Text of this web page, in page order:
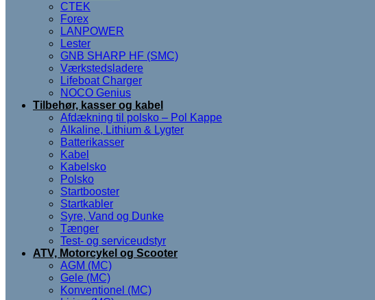
CTEK
Forex
LANPOWER
Lester
GNB SHARP HF (SMC)
Værkstedsladere
Lifeboat Charger
NOCO Genius
Tilbehør, kasser og kabel
Afdækning til polsko – Pol Kappe
Alkaline, Lithium & Lygter
Batterikasser
Kabel
Kabelsko
Polsko
Startbooster
Startkabler
Syre, Vand og Dunke
Tænger
Test- og serviceudstyr
ATV, Motorcykel og Scooter
AGM (MC)
Gele (MC)
Konventionel (MC)